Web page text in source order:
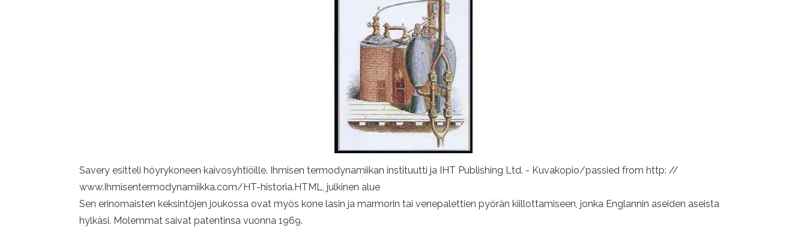
Savery esitteli höyrykoneen kaivosyhtiöille. Ihmisen termodynamiikan instituutti ja IHT Publishing Ltd. - Kuvakopio/passied from http: //
www.Ihmisentermodynamiikka.com/HT-historia.HTML, julkinen alue
Sen erinomaisten keksintöjen joukossa ovat myös kone lasin ja marmorin tai venepalettien pyörän kiillottamiseen, jonka Englannin aseiden aseista
hylkäsi. Molemmat saivat patentinsa vuonna 1969.